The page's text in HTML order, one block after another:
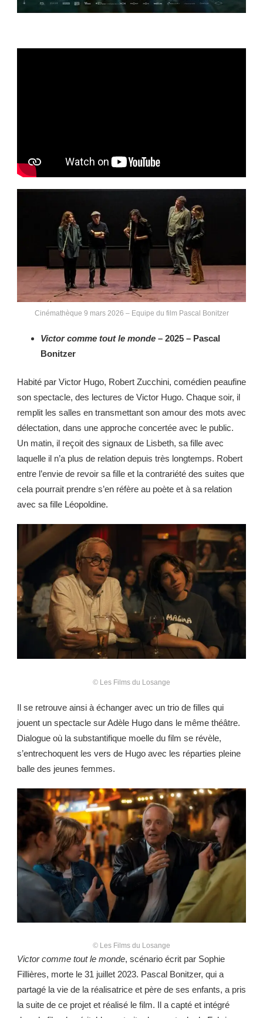
Cinémathèque 9 mars 2026 – Equipe du film Pascal Bonitzer
Victor comme tout le monde – 2025 – Pascal
Bonitzer
Habité par Victor Hugo, Robert Zucchini, comédien peaufine
son spectacle, des lectures de Victor Hugo. Chaque soir, il
remplit les salles en transmettant son amour des mots avec
délectation, dans une approche concertée avec le public.
Un matin, il reçoit des signaux de Lisbeth, sa fille avec
laquelle il n’a plus de relation depuis très longtemps. Robert
entre l’envie de revoir sa fille et la contrariété des suites que
cela pourrait prendre s’en réfère au poète et à sa relation
avec sa fille Léopoldine.
© Les Films du Losange
Il se retrouve ainsi à échanger avec un trio de filles qui
jouent un spectacle sur Adèle Hugo dans le même théâtre.
Dialogue où la substantifique moelle du film se révèle,
s’entrechoquent les vers de Hugo avec les réparties pleine
balle des jeunes femmes.
© Les Films du Losange
Victor comme tout le monde, scénario écrit par Sophie
Fillières, morte le 31 juillet 2023. Pascal Bonitzer, qui a
partagé la vie de la réalisatrice et père de ses enfants, a pris
la suite de ce projet et réalisé le film. Il a capté et intégré